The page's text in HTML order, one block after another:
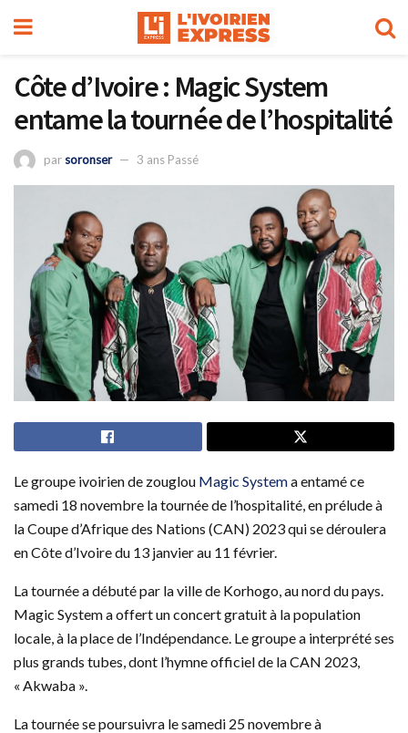
Côte d’Ivoire : Magic System
entame la tournée de l’hospitalité
par soronser 3 ans Passé
Le groupe ivoirien de zouglou Magic Systema entamé ce
samedi 18 novembre la tournée de l’hospitalité, en prélude à
la Coupe d’Afrique des Nations (CAN) 2023 qui se déroulera
en Côte d’Ivoire du 13 janvier au 11 février.
La tournée a débuté par la ville de Korhogo, au nord du pays.
Magic System a offert un concert gratuit à la population
locale, à la place de l’Indépendance. Le groupe a interprété ses
plus grands tubes, dont l’hymne officiel de la CAN 2023,
« Akwaba ».
La tournée se poursuivra le samedi 25 novembre à